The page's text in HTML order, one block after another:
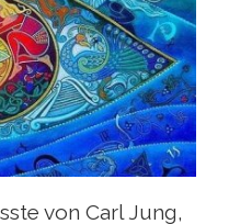
von Carl Jung,